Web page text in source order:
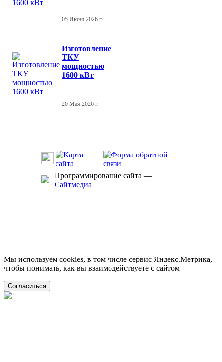
05 Июня 2026 г.
Изготовление
ТКУ
мощностью
1600 кВт
20 Мая 2026 г.
Программирование сайта —
Сайтмедиа
Мы используем cookies, в том числе сервис Яндекс.Метрика,
чтобы понимать, как вы взаимодействуете с сайтом
Согласиться